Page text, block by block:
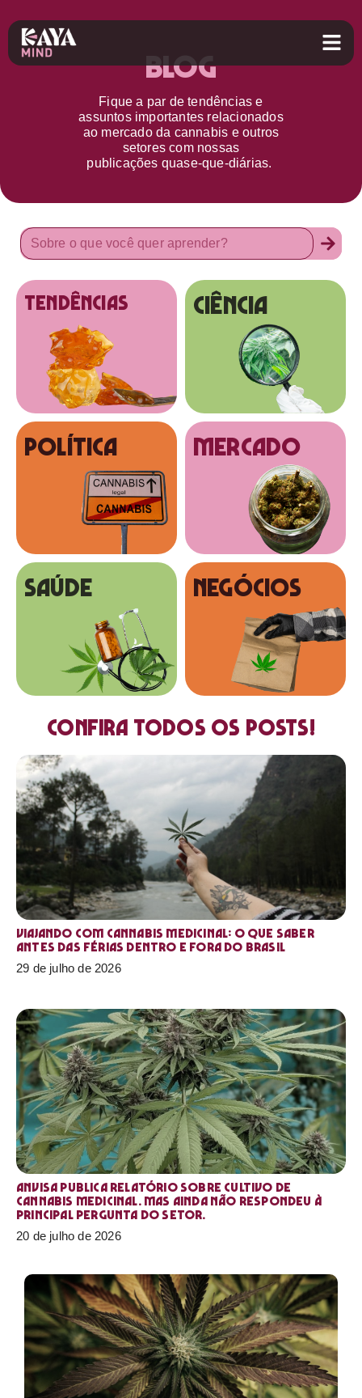
Blog
Fique a par detendências e
assuntos importantes relacionados
ao mercado da cannabis e outros
setorescom nossas
publicações quase-que-diárias.
tendências Ciência
Política MERCADO
SAÚDE NEGÓCIOS
Confira todos os posts!
Viajando com cannabis medicinal: o que saber
antes das férias dentro e fora do Brasil
29 de julho de 2026
Anvisa publica relatório sobre cultivo de
Cannabis medicinal. Mas ainda não respondeu à
principal pergunta do setor.
20 de julho de 2026